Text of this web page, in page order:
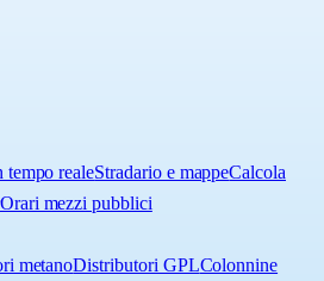
realeStradario e mappeCalcola
Orari mezzi pubblici
metanoDistributori GPLColonnine